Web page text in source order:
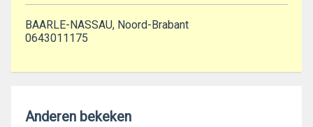
BAARLE-NASSAU, Noord-Brabant
0643011175
Anderen bekeken